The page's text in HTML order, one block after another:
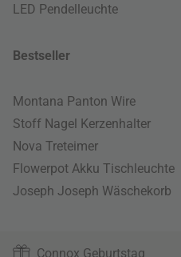
LED Pendelleuchte
Bestseller
Montana Panton Wire
Stoff Nagel Kerzenhalter
Nova Treteimer
Flowerpot Akku Tischleuchte
Joseph Joseph Wäschekorb
Connox Geburtstag